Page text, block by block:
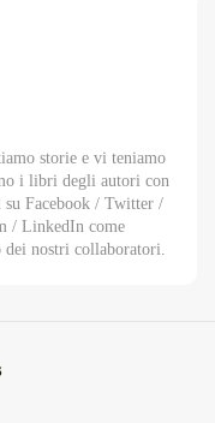
storie e vi teniamo
i libri degli autori con
su Facebook / Twitter /
/ LinkedIn come
nostri collaboratori.